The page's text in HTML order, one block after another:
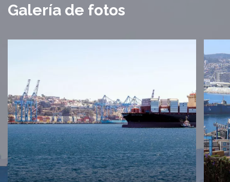
Galería de fotos